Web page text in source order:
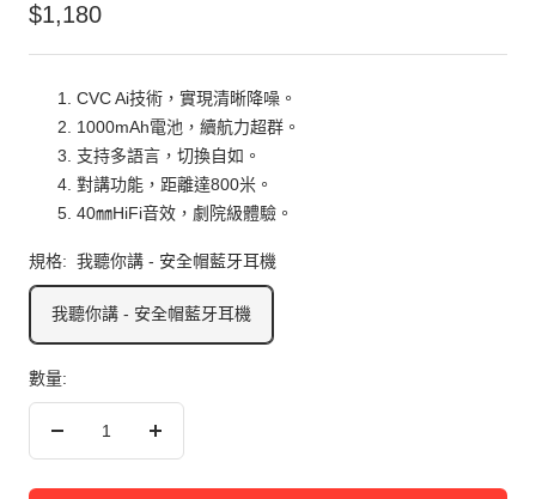
特
價
$1,180
CVC Ai技術，實現清晰降噪。
1000mAh電池，續航力超群。
支持多語言，切換自如。
對講功能，距離達800米。
40㎜HiFi音效，劇院級體驗。
規格: 我聽你講 - 安全帽藍牙耳機
我聽你講 - 安全帽藍牙耳機
數量:
增